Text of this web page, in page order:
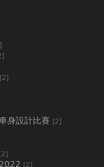
[2]
身設計比賽 [2]
[2]
[2]